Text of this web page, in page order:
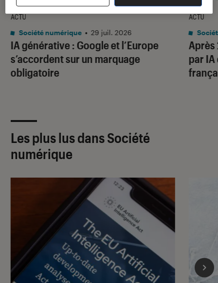
IA générative : Google et l’Europe
s’accordent sur un marquage
obligatoire
ACTU
Société numérique • 29 juil. 2026
Après
par
ACTU
Les plus lus dans Société
numérique